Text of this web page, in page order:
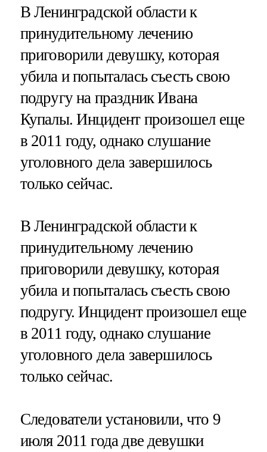
В Ленинградской области к
принудительному лечению
приговорили девушку, которая
убила и попыталась съесть свою
подругу на праздник Ивана
Купалы. Инцидент произошел еще
в 2011 году, однако слушание
уголовного дела завершилось
только сейчас.
В Ленинградской области к
принудительному лечению
приговорили девушку, которая
убила и попыталась съесть свою
подругу. Инцидент произошел еще
в 2011 году, однако слушание
уголовного дела завершилось
только сейчас.
Следователи установили, что 9
июля 2011 года две девушки